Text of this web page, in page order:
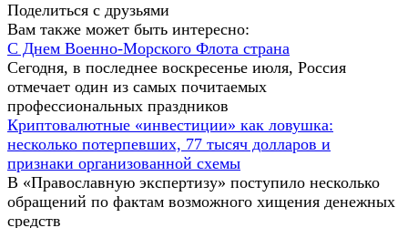
Поделиться с друзьями
Вам также может быть интересно:
С Днем Военно-Морского Флота страна
Сегодня, в последнее воскресенье июля, Россия
отмечает один из самых почитаемых
профессиональных праздников
Криптовалютные «инвестиции» как ловушка:
несколько потерпевших, 77 тысяч долларов и
признаки организованной схемы
В «Православную экспертизу» поступило несколько
обращений по фактам возможного хищения денежных
средств